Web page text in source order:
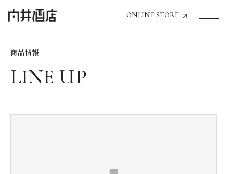
ONLINE STORE
飲食店経営のお客様
商品情報